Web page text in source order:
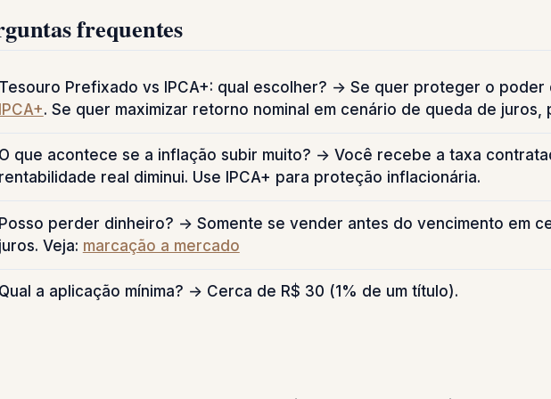
frequentes
Prefixado vs IPCA+: qual escolher? → Se quer proteger o poder
. Se quer maximizar retorno nominal em cenário de queda de juros,
que acontece se a inflação subir muito? → Você recebe a taxa
real diminui. Use IPCA+ para proteção inflacionária.
perder dinheiro? → Somente se vender antes do vencimento em
Veja: marcação a mercado
a aplicação mínima? → Cerca de R$ 30 (1% de um título).